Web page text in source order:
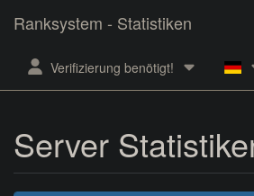
Ranksystem - Statistiken
Verifizierung benötigt!
Server